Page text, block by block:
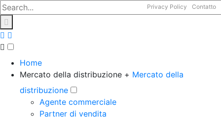
Privacy Policy Contatto
Home
Mercato della distribuzione + Mercato della
distribuzione
Agente commerciale
Partner di vendita